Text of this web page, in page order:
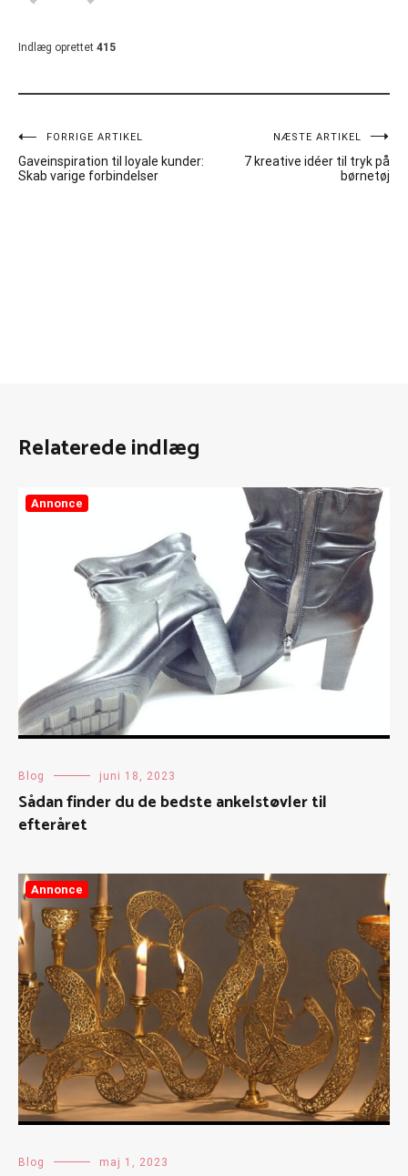
Indlæg oprettet 415
Indlægsnavigation
FORRIGE ARTIKEL
Gaveinspiration til loyale kunder:
Skab varige forbindelser
NÆSTE ARTIKEL
7 kreative idéer til tryk på
børnetøj
Relaterede indlæg
Annonce
Blog juni 18, 2023
Sådan finder du de bedste ankelstøvler til
efteråret
Annonce
Blog maj 1, 2023